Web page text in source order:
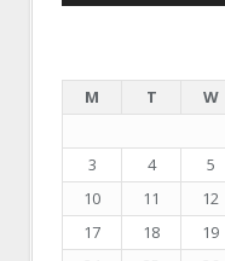
M
T W
3
4 5
10
11 12
17
18 19